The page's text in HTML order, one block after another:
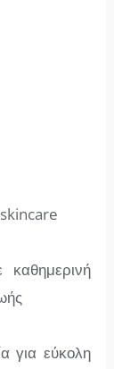
καθημερινή
για εύκολη